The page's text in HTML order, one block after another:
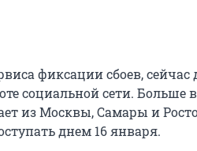
фиксации сбоев, сейчас
социальной сети. Больше
из Москвы, Самары и
днем 16 января.